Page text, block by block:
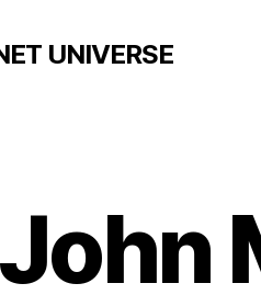
UNIVERSE
John